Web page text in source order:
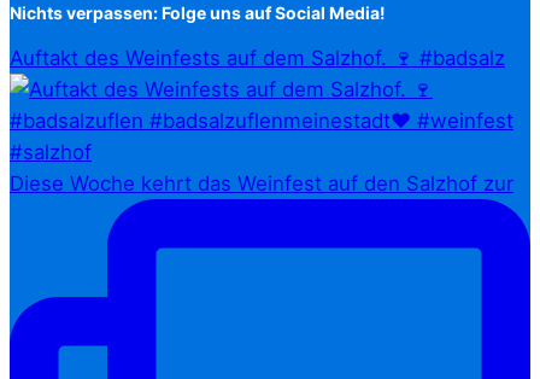
Nichts verpassen: Folge uns auf Social Media!
Auftakt des Weinfests auf dem Salzhof. 🍷 #badsalz
Diese Woche kehrt das Weinfest auf den Salzhof zur